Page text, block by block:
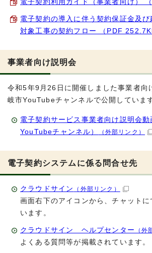
電子契約利用ガイド（事業者向け）
電子契約の導入に伴う契約保証金及
対象工事の契約フロー （PDF
事業者向け説明会
令和5年9月26日に開催しました事業者向
岐市YouTubeチャンネルで公開していま
電子契約サービス事業者向け説明会動
YouTubeチャンネル）
（外部リンク）
電子契約システムに係る問合せ先
クラウドサイン （外部リンク）
画面右下のアイコンから、チャット
います。
クラウドサイン ヘルプセンター （外
よくある質問等が掲載されています。